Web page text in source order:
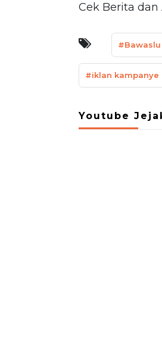
Cek Berita
#Bawaslu
#iklan kampanye
Youtube